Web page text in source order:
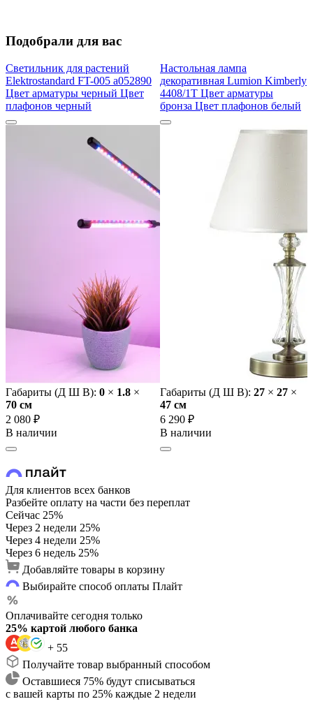
Подобрали для вас
Светильник для растений
Elektrostandard FT-005 a052890
Цвет арматуры черный Цвет
плафонов черный
Габариты (Д Ш В): 0 × 1.8 ×
70 cм
2 080 ₽
В наличии
Настольная лампа
декоративная Lumion Kimberly
4408/1T Цвет арматуры
бронза Цвет плафонов белый
Габариты (Д Ш В): 27 × 27 ×
47 cм
6 290 ₽
В наличии
Для клиентов всех банков
Разбейте оплату на части без переплат
Сейчас 25%
Через 2 недели 25%
Через 4 недели 25%
Через 6 недель 25%
Добавляйте товары в корзину
Выбирайте способ оплаты Плайт
Оплачивайте сегодня только
25% картой любого банка
+ 55
Получайте товар выбранный способом
Оставшиеся 75% будут списываться
с вашей карты по 25% каждые 2 недели